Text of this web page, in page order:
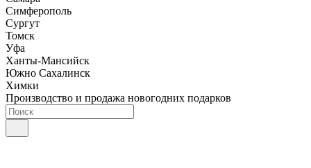
Симферополь
Сургут
Томск
Уфа
Ханты-Мансийск
Южно Сахалинск
Химки
Производство и продажа новогодних подарков